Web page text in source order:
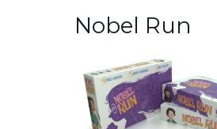
Nobel Run